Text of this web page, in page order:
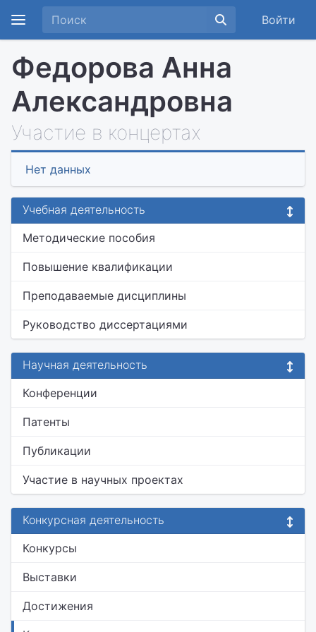
Войти
Федорова Анна
Александровна
Участие в концертах
Нет данных
Учебная деятельность
Методические пособия
Повышение квалификации
Преподаваемые дисциплины
Руководство диссертациями
Научная деятельность
Конференции
Патенты
Публикации
Участие в научных проектах
Конкурсная деятельность
Конкурсы
Выставки
Достижения